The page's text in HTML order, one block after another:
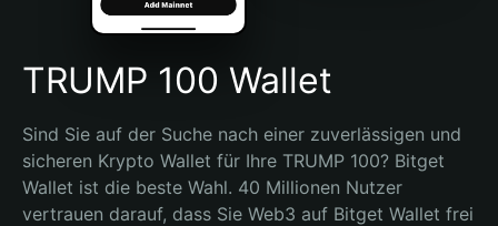
Español (Argentina)
TRUMP 100 Wallet
Sind Sie auf der Suche nach einer zuverlässigen und
sicheren Krypto Wallet für Ihre TRUMP 100? Bitget
Wallet ist die beste Wahl. 40 Millionen Nutzer
vertrauen darauf, dass Sie Web3 auf Bitget Wallet frei